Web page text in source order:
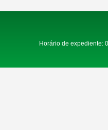
Horário de expediente: